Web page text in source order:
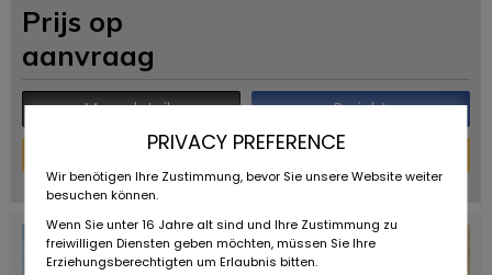
Prijs op
aanvraag
Meer details Bericht
Financieringscalculator
powered bytarifcheck
PRIVACY PREFERENCE
Wir benötigen Ihre Zustimmung, bevor Sie unsere Website weiter
besuchen können.
Wenn Sie unter 16 Jahre alt sind und Ihre Zustimmung zu
freiwilligen Diensten geben möchten, müssen Sie Ihre
Erziehungsberechtigten um Erlaubnis bitten.